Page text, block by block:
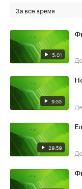
За все время
5:01
9:55
29:59